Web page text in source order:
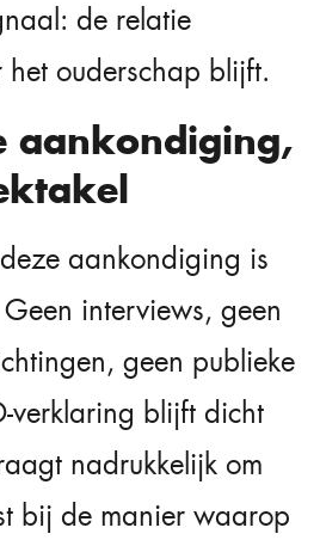
de relatie
ouderschap blijft.
aankondiging,
aankondiging is
interviews, geen
geen publieke
verklaring blijft dicht
nadrukkelijk om
bij de manier waarop